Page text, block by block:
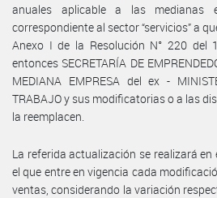
anuales aplicable a las medianas
correspondiente al sector “servicios” a
Anexo I de la Resolución N° 220 del
entonces SECRETARÍA DE
MEDIANA EMPRESA del ex -
TRABAJO y sus modificatorias o a las
la reemplacen.
La referida actualización se realizará en
el que entre en vigencia cada
ventas, considerando la variación